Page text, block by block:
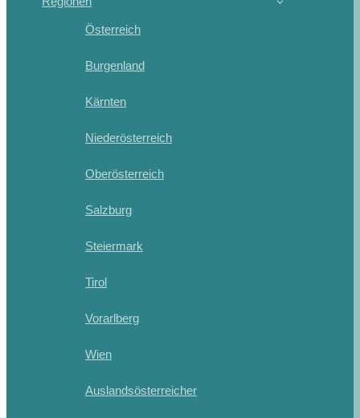
Österreich
Burgenland
Kärnten
Niederösterreich
Oberösterreich
Salzburg
Steiermark
Tirol
Vorarlberg
Wien
Auslandsösterreicher